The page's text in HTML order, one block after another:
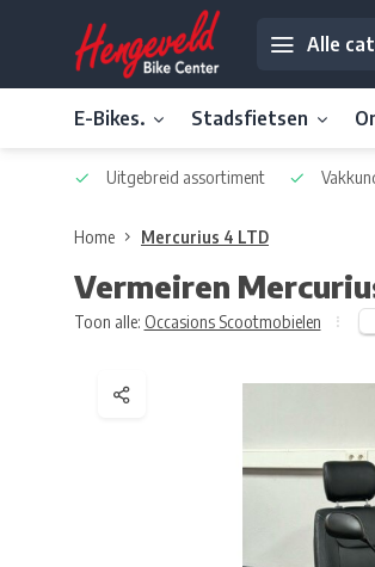
Alle
E-Bikes. Stadsfietsen
Uitgebreid assortiment
Home Mercurius 4 LTD
Vermeiren
Toon alle: Occasions Scootmobielen